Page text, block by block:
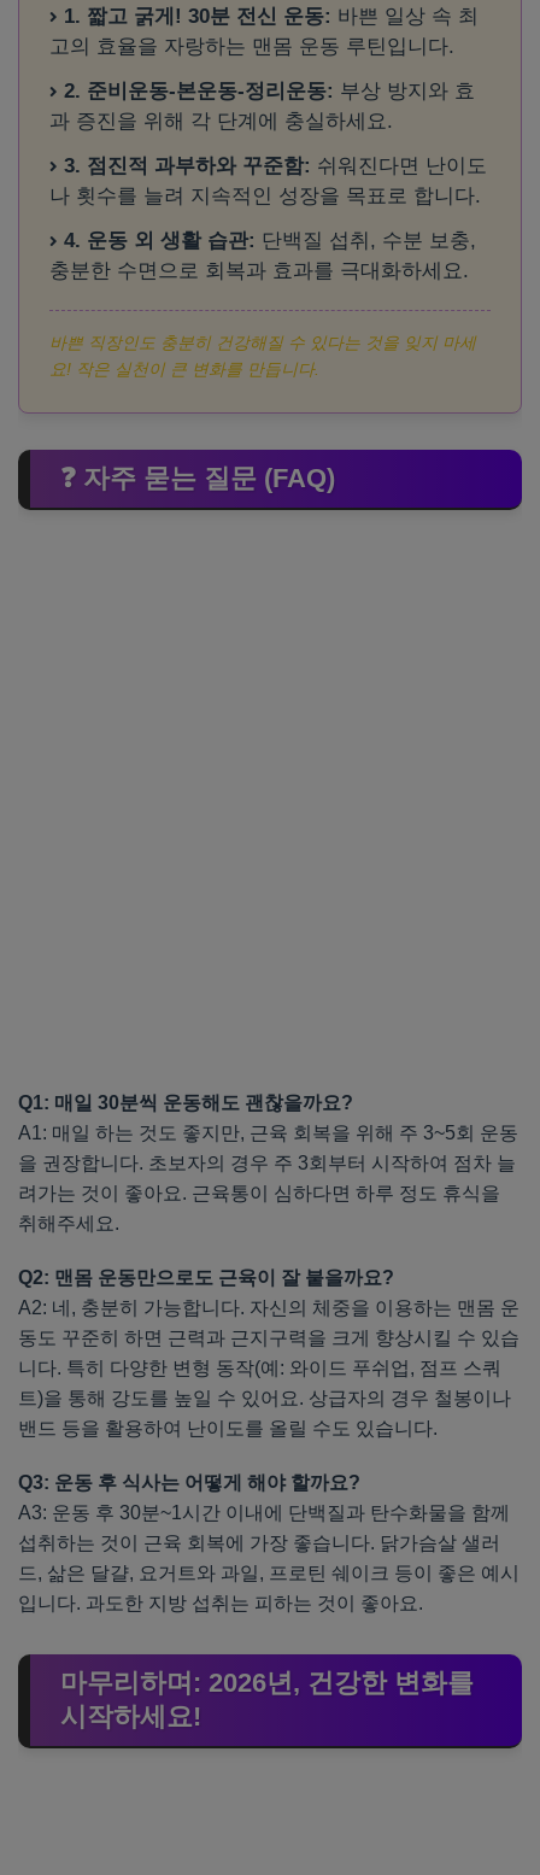
1. 짧고 굵게! 30분 전신 운동: 바쁜 일상 속 최
고의 효율을 자랑하는 맨몸 운동 루틴입니다.
2. 준비운동-본운동-정리운동: 부상 방지와 효
과 증진을 위해 각 단계에 충실하세요.
3. 점진적 과부하와 꾸준함: 쉬워진다면 난이도
나 횟수를 늘려 지속적인 성장을 목표로 합니다.
4. 운동 외 생활 습관: 단백질 섭취, 수분 보충,
충분한 수면으로 회복과 효과를 극대화하세요.
바쁜 직장인도 충분히 건강해질 수 있다는 것을 잊지 마세
요! 작은 실천이 큰 변화를 만듭니다.
❓ 자주 묻는 질문 (FAQ)
Q1: 매일 30분씩 운동해도 괜찮을까요?
A1: 매일 하는 것도 좋지만, 근육 회복을 위해 주 3~5회 운동
을 권장합니다. 초보자의 경우 주 3회부터 시작하여 점차 늘
려가는 것이 좋아요. 근육통이 심하다면 하루 정도 휴식을
취해주세요.
Q2: 맨몸 운동만으로도 근육이 잘 붙을까요?
A2: 네, 충분히 가능합니다. 자신의 체중을 이용하는 맨몸 운
동도 꾸준히 하면 근력과 근지구력을 크게 향상시킬 수 있습
니다. 특히 다양한 변형 동작(예: 와이드 푸쉬업, 점프 스쿼
트)을 통해 강도를 높일 수 있어요. 상급자의 경우 철봉이나
밴드 등을 활용하여 난이도를 올릴 수도 있습니다.
Q3: 운동 후 식사는 어떻게 해야 할까요?
A3: 운동 후 30분~1시간 이내에 단백질과 탄수화물을 함께
섭취하는 것이 근육 회복에 가장 좋습니다. 닭가슴살 샐러
드, 삶은 달걀, 요거트와 과일, 프로틴 쉐이크 등이 좋은 예시
입니다. 과도한 지방 섭취는 피하는 것이 좋아요.
마무리하며: 2026년, 건강한 변화를
시작하세요!